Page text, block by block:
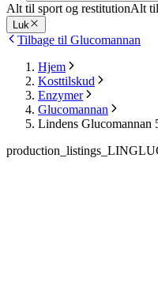
Alt til sport og restitutionAlt
Luk
Tilbage til Glucomannan
Hjem
Kosttilskud
Enzymer
Glucomannan
Lindens Glucomannan